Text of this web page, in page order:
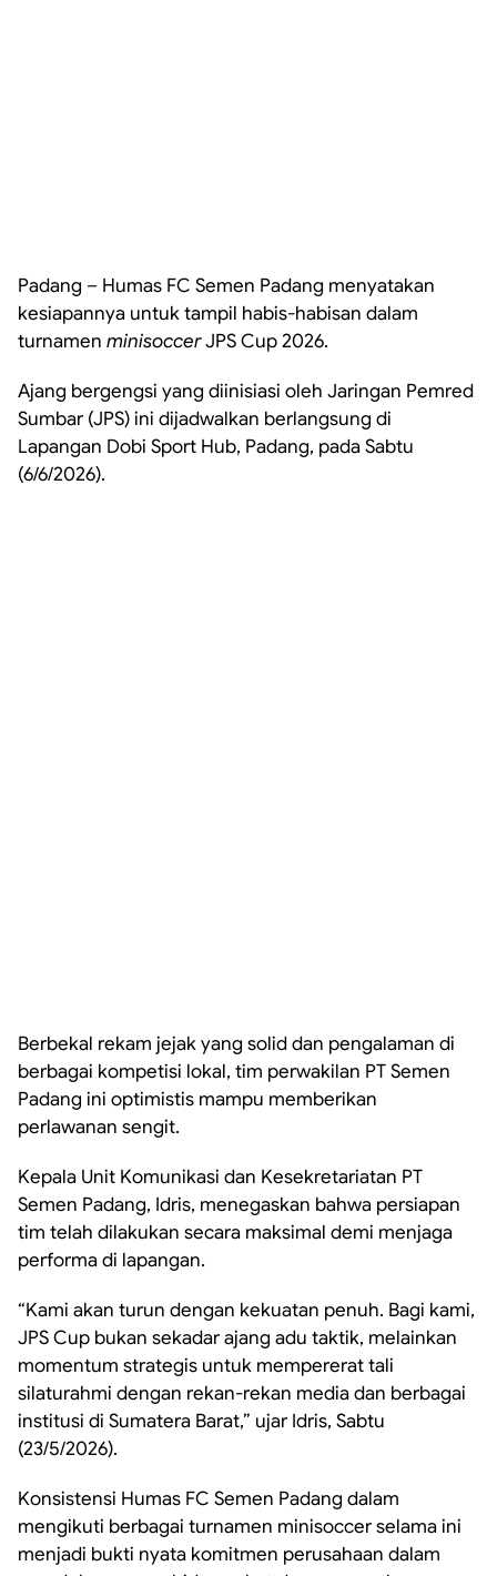
Padang – Humas FC Semen Padang menyatakan
kesiapannya untuk tampil habis-habisan dalam
turnamen minisoccerJPS Cup 2026.
Ajang bergengsi yang diinisiasi oleh Jaringan Pemred
Sumbar (JPS) ini dijadwalkan berlangsung di
Lapangan Dobi Sport Hub, Padang, pada Sabtu
(6/6/2026).
Berbekal rekam jejak yang solid dan pengalaman di
berbagai kompetisi lokal, tim perwakilan PT Semen
Padang ini optimistis mampu memberikan
perlawanan sengit.
Kepala Unit Komunikasi dan Kesekretariatan PT
Semen Padang, Idris, menegaskan bahwa persiapan
tim telah dilakukan secara maksimal demi menjaga
performa di lapangan.
“Kami akan turun dengan kekuatan penuh. Bagi kami,
JPS Cup bukan sekadar ajang adu taktik, melainkan
momentum strategis untuk mempererat tali
silaturahmi dengan rekan-rekan media dan berbagai
institusi di Sumatera Barat,” ujar Idris, Sabtu
(23/5/2026).
Konsistensi Humas FC Semen Padang dalam
mengikuti berbagai turnamen minisoccer selama ini
menjadi bukti nyata komitmen perusahaan dalam